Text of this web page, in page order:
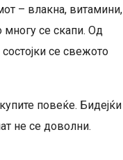
– влакна, витамини,
многу се скапи. Од
се свежото
повеќе. Бидејќи
не се доволни.